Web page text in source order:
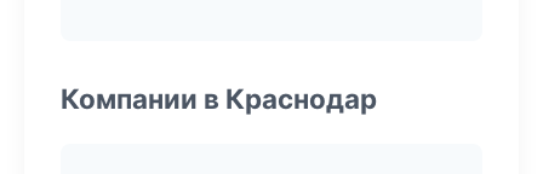
Компании в Краснодар